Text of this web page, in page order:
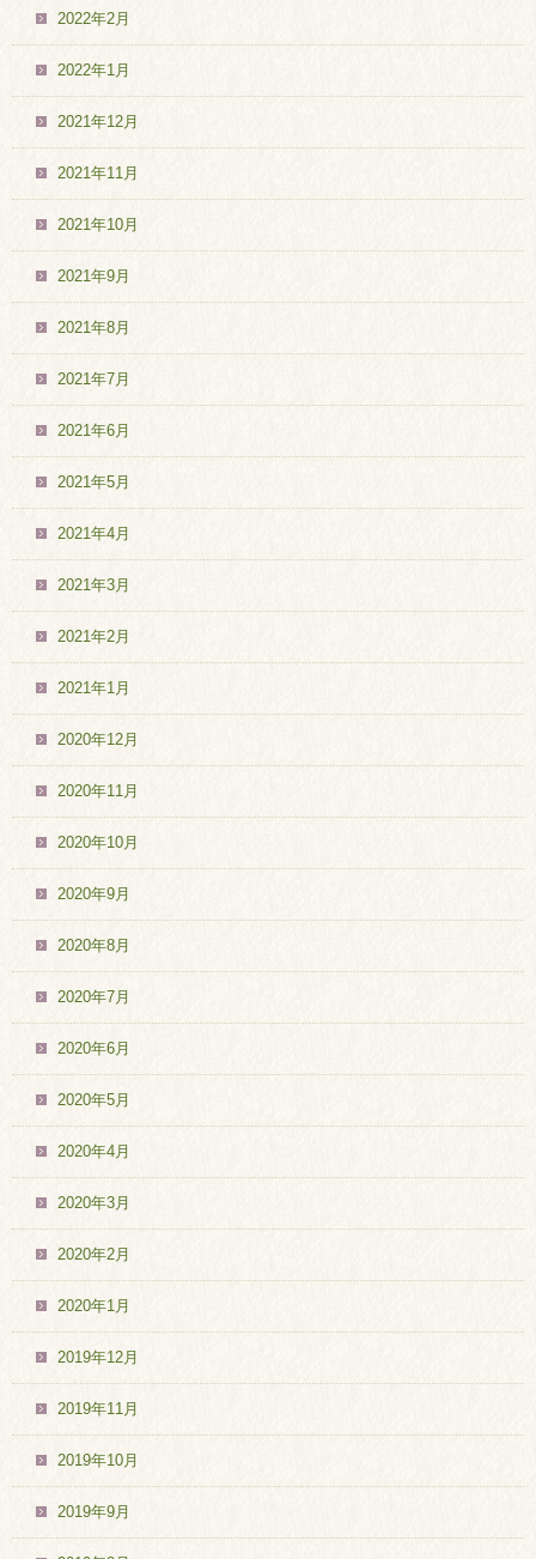
2022年2月
2022年1月
2021年12月
2021年11月
2021年10月
2021年9月
2021年8月
2021年7月
2021年6月
2021年5月
2021年4月
2021年3月
2021年2月
2021年1月
2020年12月
2020年11月
2020年10月
2020年9月
2020年8月
2020年7月
2020年6月
2020年5月
2020年4月
2020年3月
2020年2月
2020年1月
2019年12月
2019年11月
2019年10月
2019年9月